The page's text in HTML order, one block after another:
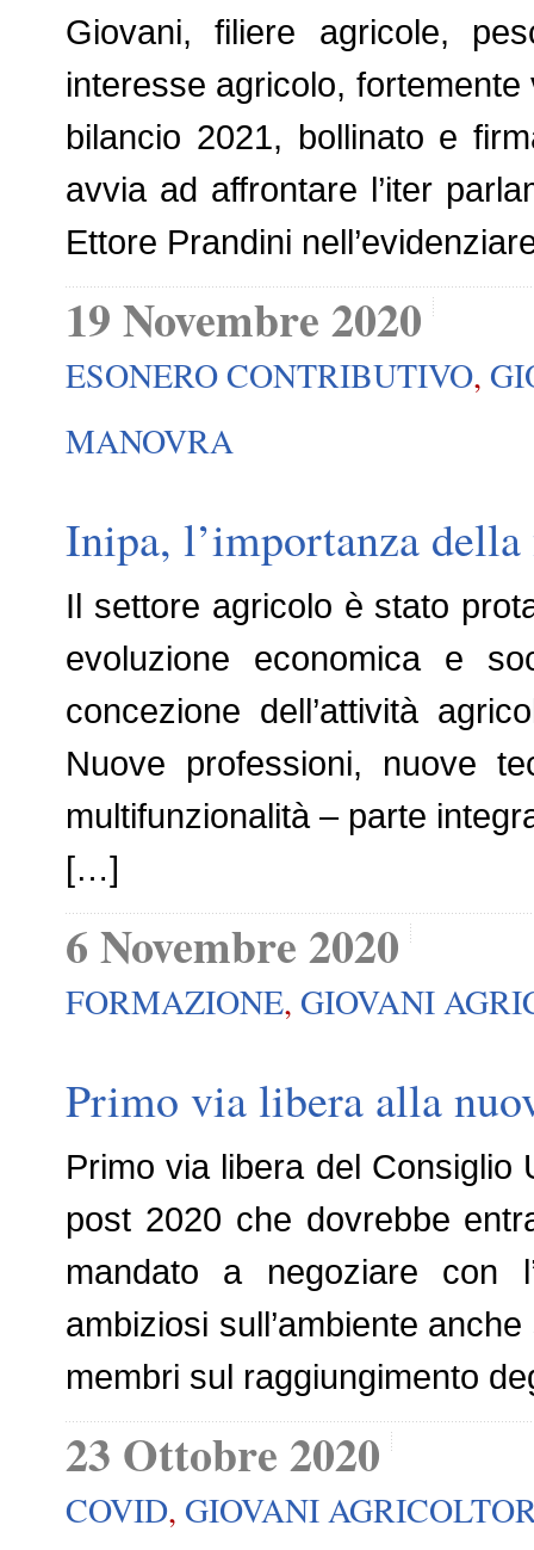
Giovani, filiere agricole,
interesse agricolo,
bilancio 2021, bollinato e
avvia ad affrontare l’iter
Ettore Prandini
19 Novembre 2020
ESONERO CONTRIBUTIVO,
MANOVRA
Inipa, l’importanza
Il settore agricolo è stato
evoluzione economica e
concezione dell’attività
Nuove professioni, nuove
multifunzionalità – parte
[…]
6 Novembre 2020
FORMAZIONE, GIOVANI
Primo via libera alla
Primo via libera del Consiglio
post 2020 che dovrebbe
mandato a negoziare con
ambiziosi sull’ambiente
membri sul raggiungimento
23 Ottobre 2020
COVID, GIOVANI